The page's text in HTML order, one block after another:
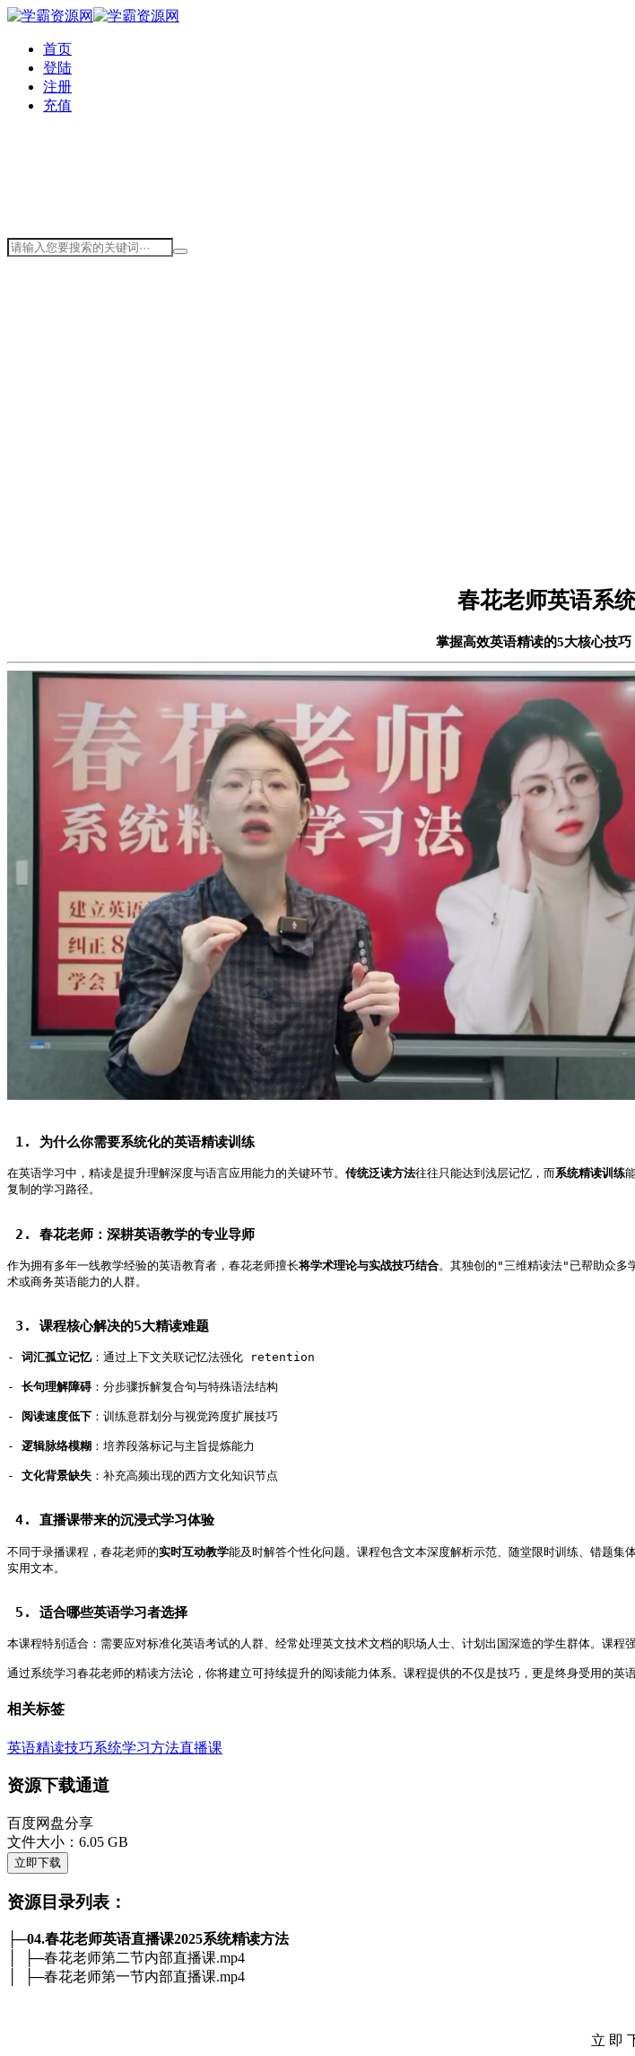
首页
登陆
注册
充值
春花老师英语系
掌握高效英语精读的5大核心技
1. 为什么你需要系统化的英语精读训练
在英语学习中，精读是提升理解深度与语言应用能力的关键环节。 传统泛读方法往往只能达到浅层记忆，而系统精读训练
复制的学习路径。
2. 春花老师：深耕英语教学的专业导师
作为拥有多年一线教学经验的英语教育者，春花老师擅长将学术理论与实战技巧结合。其独创的"三维精读法"已帮助众多
术或商务英语能力的人群。
3. 课程核心解决的5大精读难题
- 词汇孤立记忆：通过上下文关联记忆法强化 retention
- 长句理解障碍：分步骤拆解复合句与特殊语法结构
- 阅读速度低下 ：训练意群划分与视觉跨度扩展技巧
- 逻辑脉络模糊 ：培养段落标记与主旨提炼能力
- 文化背景缺失 ：补充高频出现的西方文化知识节点
4. 直播课带来的沉浸式学习体验
不同于录播课程，春花老师的实时互动教学能及时解答个性化问题。课程包含文本深度解析示范、随堂限时训练、错题
实用文本。
5. 适合哪些英语学习者选择
本课程特别适合：需要应对标准化英语考试的人群、经常处理英文技术文档的职场人士、计划出国深造的学生群体。课程
通过系统学习春花老师的精读方法论，你将建立可持续提升的阅读能力体系。课程提供的不仅是技巧，更是终身受用的英语
相关标签
英语精读技巧系统学习方法直播课
资源下载通道
百度网盘分享
文件大小：6.05 GB
立即下载
资源目录列表：
├─04.春花老师英语直播课2025系统精读方法
│ ├─春花老师第二节内部直播课.mp4
│ ├─春花老师第一节内部直播课.mp4
立 即